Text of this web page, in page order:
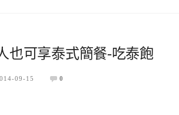
也可享泰式簡餐-吃泰飽
09-15 0